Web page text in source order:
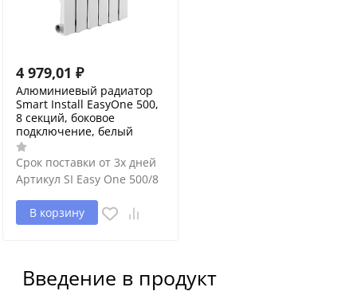
4 979,01 ₽
Алюминиевый радиатор
Smart Install EasyOne 500,
8 секций, боковое
подключение, белый
Срок поставки от 3х дней
Артикул SI Easy One 500/8
В корзину
Введение в продукт